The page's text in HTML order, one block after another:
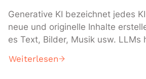
Generative KI bezeichnet jedes
neue und originelle Inhalte
es Text, Bilder, Musik usw. LLMs
Verständnis und die Generierung
Weiterlesen